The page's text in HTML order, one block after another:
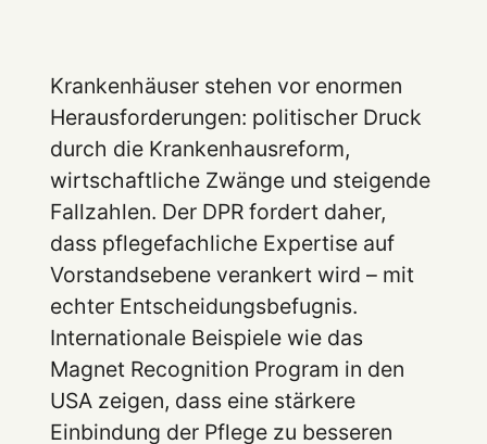
Krankenhäuser stehen vor enormen
Herausforderungen: politischer Druck
durch die Krankenhausreform,
wirtschaftliche Zwänge und steigende
Fallzahlen. Der DPR fordert daher,
dass pflegefachliche Expertise auf
Vorstandsebene verankert wird – mit
echter Entscheidungsbefugnis.
Internationale Beispiele wie das
Magnet Recognition Program in den
USA zeigen, dass eine stärkere
Einbindung der Pflege zu besseren